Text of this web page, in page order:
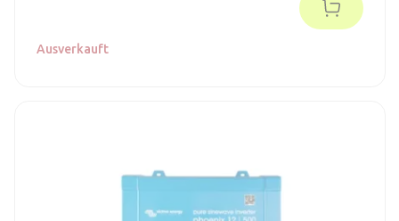
Ausverkauft